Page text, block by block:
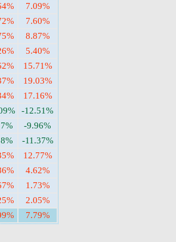
7.09%
7.60%
8.87%
5.40%
15.71%
19.03%
17.16%
-12.51%
-9.96%
-11.37%
12.77%
4.62%
1.73%
2.05%
7.79%